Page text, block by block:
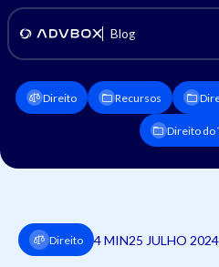
Blog
Direito Recursos
Direito do
Direito 4 MIN25 JULHO 2024